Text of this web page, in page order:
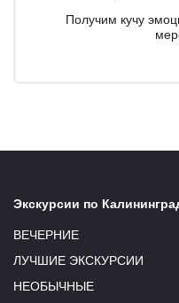
Получим кучу
Экскурсии по
ВЕЧЕРНИЕ
ЛУЧШИЕ ЭКСКУРСИИ
НЕОБЫЧНЫЕ